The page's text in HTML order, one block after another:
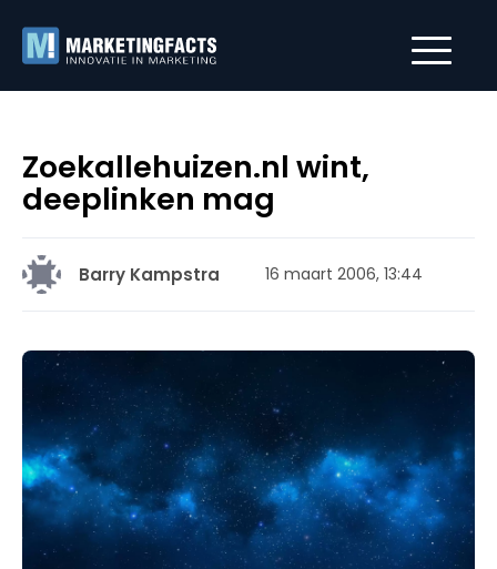
Zoekallehuizen.nl wint,
deeplinken mag
Barry Kampstra 16 maart 2006, 13:44